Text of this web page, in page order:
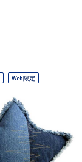
Web限定